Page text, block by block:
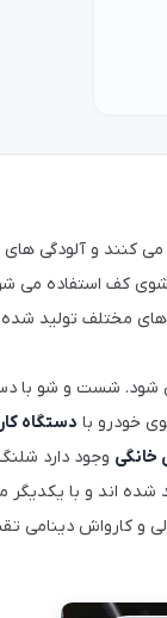
می کنند و آلودگی
کف استفاده می
مختلف تولید شده
شود. شست و شو با
خودرو با دستگاه
خانگی وجود دارد
اند و با یکدیگر
و کارواش